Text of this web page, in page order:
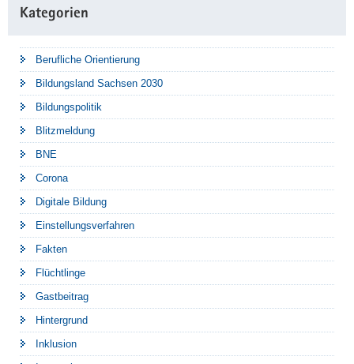
Kategorien
Berufliche Orientierung
Bildungsland Sachsen 2030
Bildungspolitik
Blitzmeldung
BNE
Corona
Digitale Bildung
Einstellungsverfahren
Fakten
Flüchtlinge
Gastbeitrag
Hintergrund
Inklusion